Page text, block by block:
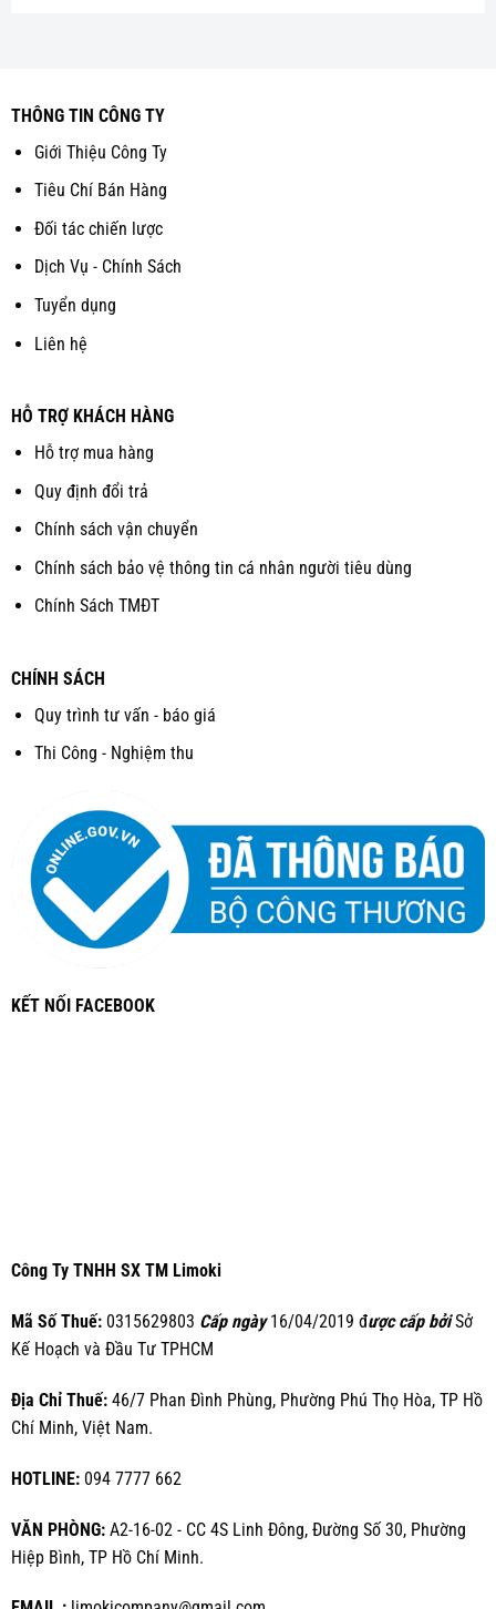
THÔNG TIN CÔNG TY
Giới Thiệu Công Ty
Tiêu Chí Bán Hàng
Đối tác chiến lược
Dịch Vụ - Chính Sách
Tuyển dụng
Liên hệ
HỖ TRỢ KHÁCH HÀNG
Hỗ trợ mua hàng
Quy định đổi trả
Chính sách vận chuyển
Chính sách bảo vệ thông tin cá nhân người tiêu dùng
Chính Sách TMĐT
CHÍNH SÁCH
Quy trình tư vấn - báo giá
Thi Công - Nghiệm thu
KẾT NỐI FACEBOOK
Công Ty TNHH SX TM Limoki
Mã Số Thuế:0315629803 Cấp ngày16/04/2019 được cấp bởiSở
Kế Hoạch và Đầu Tư TPHCM
Địa Chỉ Thuế:46/7 Phan Đình Phùng, Phường Phú Thọ Hòa, TP Hồ
Chí Minh, Việt Nam.
HOTLINE:094 7777 662
VĂN PHÒNG:A2-16-02 - CC 4S Linh Đông, Đường Số 30, Phường
Hiệp Bình, TP Hồ Chí Minh.